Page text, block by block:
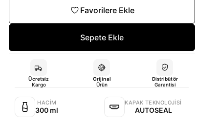
Favorilere Ekle
Sepete Ekle
Ücretsiz
Kargo
Orijinal
Ürün
Distribütör
Garantisi
HACIM
300 ml
KAPAK TEKNOLOJISI
AUTOSEAL